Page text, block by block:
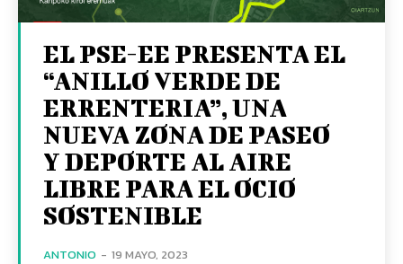
EL PSE-EE PRESENTA EL
“ANILLO VERDE DE
ERRENTERIA”, UNA
NUEVA ZONA DE PASEO
Y DEPORTE AL AIRE
LIBRE PARA EL OCIO
SOSTENIBLE
ANTONIO - 19 MAYO, 2023